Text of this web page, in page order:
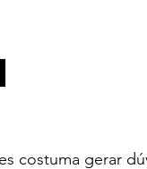
costuma gerar